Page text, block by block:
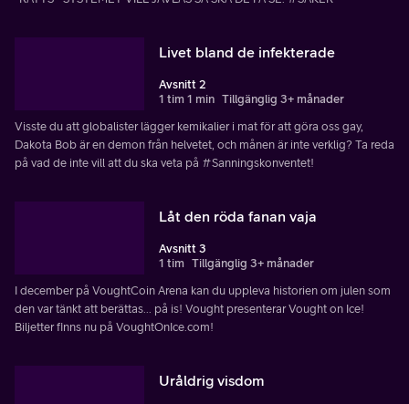
Livet bland de infekterade
Avsnitt 2
1 tim 1 min Tillgänglig 3+ månader
Visste du att globalister lägger kemikalier i mat för att göra oss gay,
Dakota Bob är en demon från helvetet, och månen är inte verklig? Ta reda
på vad de inte vill att du ska veta på #Sanningskonventet!
Låt den röda fanan vaja
Avsnitt 3
1 tim Tillgänglig 3+ månader
I december på VoughtCoin Arena kan du uppleva historien om julen som
den var tänkt att berättas... på is! Vought presenterar Vought on Ice!
Biljetter finns nu på VoughtOnIce.com!
Uråldrig visdom